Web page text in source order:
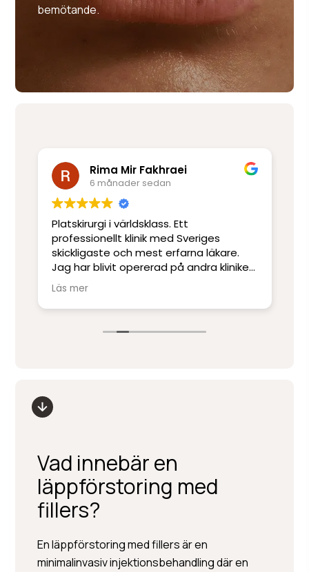
bemötande.
Rima Mir Fakhraei
6 månader sedan
Platskirurgi i världsklass. Ett
professionellt klinik med Sveriges
skickligaste och mest erfarna läkare.
Jag har blivit opererad på andra kliniker
men har inte upplevt skicklighet och
service på denna nivå.
Läs mer
Vad innebär en
läppförstoring med
fillers?
En läppförstoring med fillers är en
minimalinvasiv injektionsbehandling där en